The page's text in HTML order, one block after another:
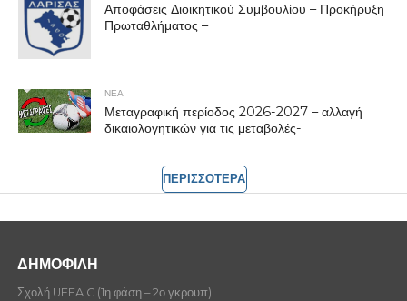
Αποφάσεις Διοικητικού Συμβουλίου – Προκήρυξη
Πρωταθλήματος –
ΝΕΑ
Μεταγραφική περίοδος 2026-2027 – αλλαγή
δικαιολογητικών για τις μεταβολές-
ΠΕΡΙΣΣΟΤΕΡΑ
ΔΗΜΟΦΙΛΗ
Σχολή UEFA C (1η φάση – 2ο γκρουπ)